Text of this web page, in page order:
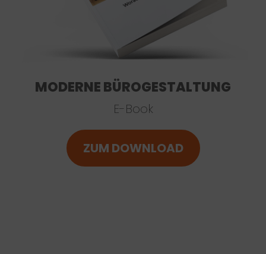
MODERNE BÜROGESTALTUNG
E-Book
ZUM DOWNLOAD